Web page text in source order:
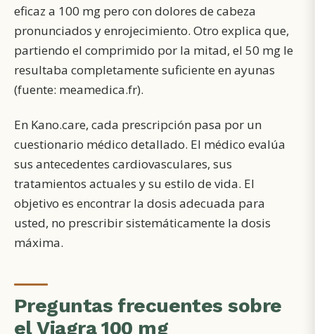
eficaz a 100 mg pero con dolores de cabeza
pronunciados y enrojecimiento. Otro explica que,
partiendo el comprimido por la mitad, el 50 mg le
resultaba completamente suficiente en ayunas
(fuente: meamedica.fr).
En Kano.care, cada prescripción pasa por un
cuestionario médico detallado. El médico evalúa
sus antecedentes cardiovasculares, sus
tratamientos actuales y su estilo de vida. El
objetivo es encontrar la dosis adecuada para
usted, no prescribir sistemáticamente la dosis
máxima.
Preguntas frecuentes sobre
el Viagra 100 mg